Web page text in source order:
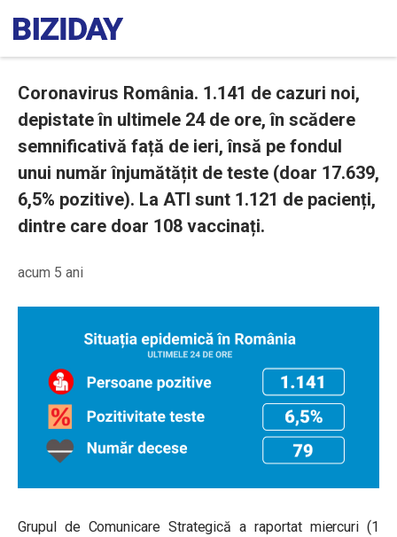
Coronavirus România. 1.141 de cazuri noi,
depistate în ultimele 24 de ore, în scădere
semnificativă față de ieri, însă pe fondul
unui număr înjumătățit de teste (doar 17.639,
6,5% pozitive). La ATI sunt 1.121 de pacienți,
dintre care doar 108 vaccinați.
acum 5 ani
Grupul de Comunicare Strategică a raportat miercuri (1